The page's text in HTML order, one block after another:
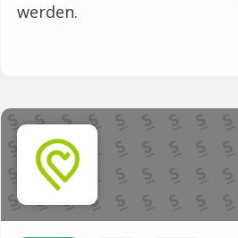
werden.